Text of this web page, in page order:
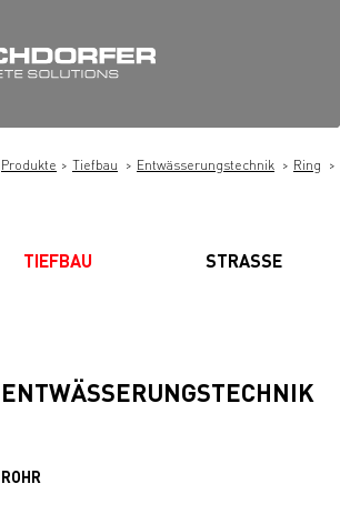
Produkte Tiefbau Entwässerungstechnik Ring
TIEFBAU STRASSE
ENTWÄSSERUNGSTECHNIK
ROHR